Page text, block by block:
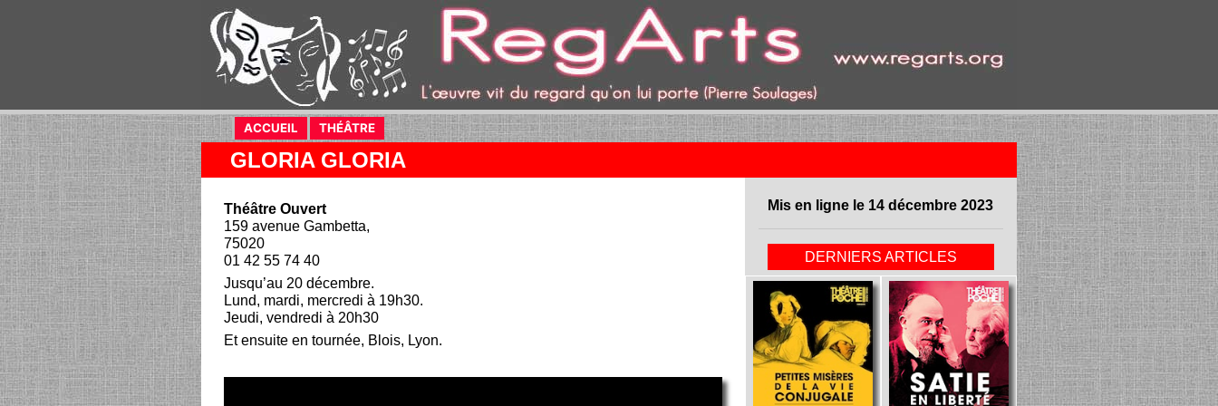
ACCUEIL (current)
THÉÂTRE (current)
GLORIA GLORIA
Théâtre Ouvert
159 avenue Gambetta,
75020
01 42 55 74 40
Jusqu’au 20 décembre.
Lund, mardi, mercredi à 19h30.
Jeudi, vendredi à 20h30
Et ensuite en tournée, Blois, Lyon.
Mis en ligne le 14 décembre 2023
DERNIERS ARTICLES